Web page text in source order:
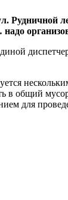
в общий
для